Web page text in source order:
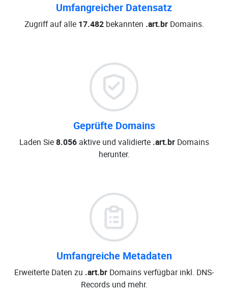
Umfangreicher Datensatz
Zugriff auf alle 17.482bekannten .art.brDomains.
Geprüfte Domains
Laden Sie8.056aktive und validierte .art.brDomains
herunter.
Umfangreiche Metadaten
Erweiterte Daten zu .art.br Domains verfügbar inkl. DNS-
Records und mehr.